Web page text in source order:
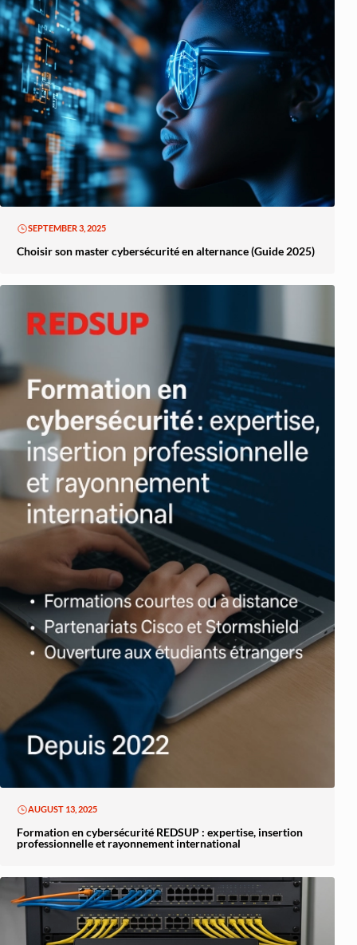
SEPTEMBER 3, 2025
Choisir son master cybersécurité en alternance (Guide 2025)
AUGUST 13, 2025
Formation en cybersécurité REDSUP : expertise, insertion
professionnelle et rayonnement international